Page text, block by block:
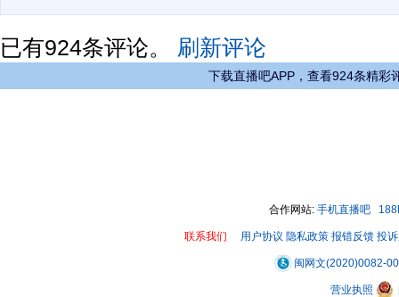
已有924条评论。 刷新评论
下载直播吧APP，查看924条精彩
合作网站: 手机直播吧
联系我们 用户协议 隐私政策 报错反馈 投
闽网文(2020)0082-
营业执照